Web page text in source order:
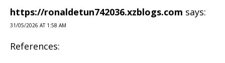
https://ronaldetun742036.xzblogs.com says:
31/05/2026 AT 1:58 AM
References: